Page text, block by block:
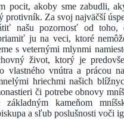
pocit, akoby sme zabudli,
protivník. Za svoj najväčší
našu pozornosť od toho,
ju na veci, ktoré
s veternými mlynmi
život, ktorý je
vlastného vnútra a prácou
hriechmi našich
či potrebe obnovy
základným kameňom
a sľub poslušnosti voči